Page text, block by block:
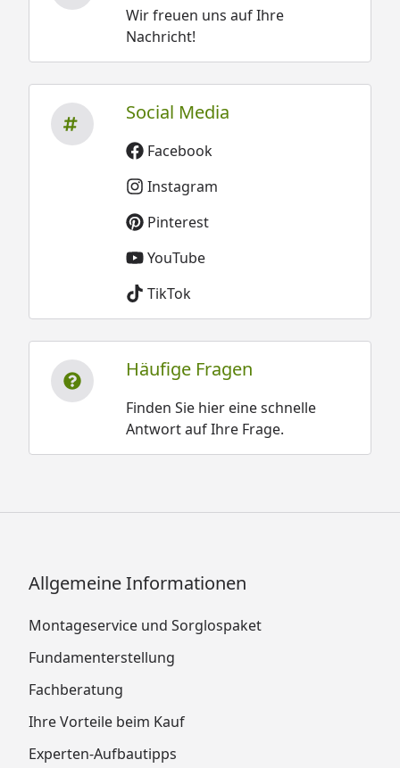
Wir freuen uns auf Ihre
Nachricht!
Social Media
Facebook
Instagram
Pinterest
YouTube
TikTok
Häufige Fragen
Finden Sie hier eine schnelle
Antwort auf Ihre Frage.
Allgemeine Informationen
Montageservice und Sorglospaket
Fundamenterstellung
Fachberatung
Ihre Vorteile beim Kauf
Experten-Aufbautipps